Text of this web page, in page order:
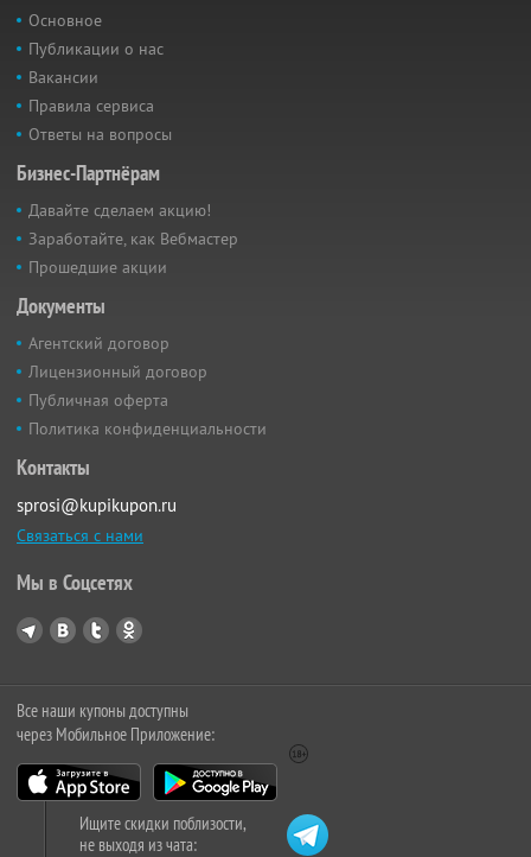
Основное
Публикации о нас
Вакансии
Правила сервиса
Ответы на вопросы
Бизнес-Партнёрам
Давайте сделаем акцию!
Заработайте, как Вебмастер
Прошедшие акции
Документы
Агентский договор
Лицензионный договор
Публичная оферта
Политика конфиденциальности
Контакты
sprosi@kupikupon.ru
Связаться с нами
Мы в Соцсетях
Все наши купоны доступны
через Мобильное Приложение:
Ищите скидки поблизости,
не выходя из чата: